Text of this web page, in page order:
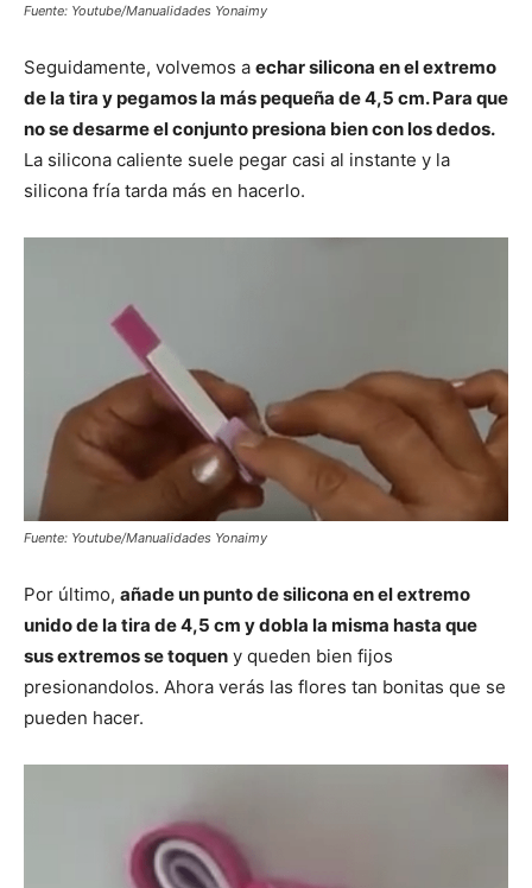
Fuente: Youtube/Manualidades Yonaimy
Seguidamente, volvemos a echar silicona en el extremo
de la tira y pegamos la más pequeña de 4,5 cm. Para que
no se desarme el conjunto presiona bien con los dedos.
La silicona caliente suele pegar casi al instante y la
silicona fría tarda más en hacerlo.
Fuente: Youtube/Manualidades Yonaimy
Por último, añade un punto de silicona en el extremo
unido de la tira de 4,5 cm y dobla la misma hasta que
sus extremos se toquen y queden bien fijos
presionandolos. Ahora verás las flores tan bonitas que se
pueden hacer.